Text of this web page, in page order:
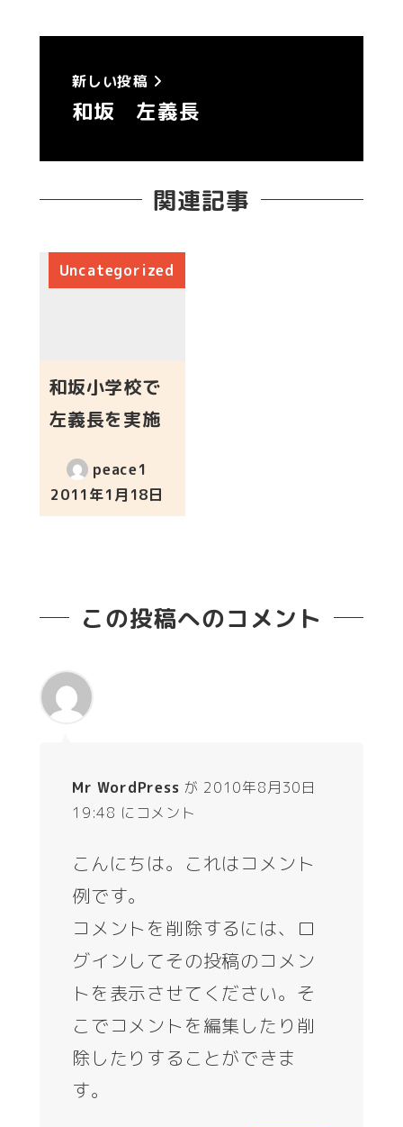
新しい投稿
和坂 左義長
関連記事
Uncategorized
和坂小学校で
左義長を実施
peace1
投稿日
2011年1月18日
この投稿へのコメント
Mr WordPress が 2010年8月30日
19:48 にコメント
こんにちは。これはコメント
例です。
コメントを削除するには、ロ
グインしてその投稿のコメン
トを表示させてください。そ
こでコメントを編集したり削
除したりすることができま
す。